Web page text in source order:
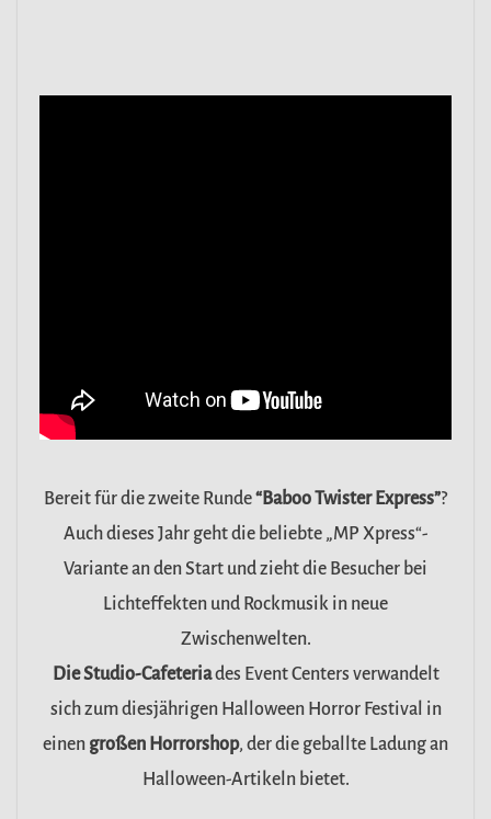
Bereit für die zweite Runde“Baboo Twister Express”?
Auch dieses Jahr geht die beliebte „MP Xpress“-
Variante an den Start und zieht die Besucher bei
Lichteffekten und Rockmusik in neue
Zwischenwelten.
Die Studio-Cafeteriades Event Centers verwandelt
sich zum diesjährigen Halloween Horror Festival in
einen großen Horrorshop, der die geballte Ladung an
Halloween-Artikeln bietet.